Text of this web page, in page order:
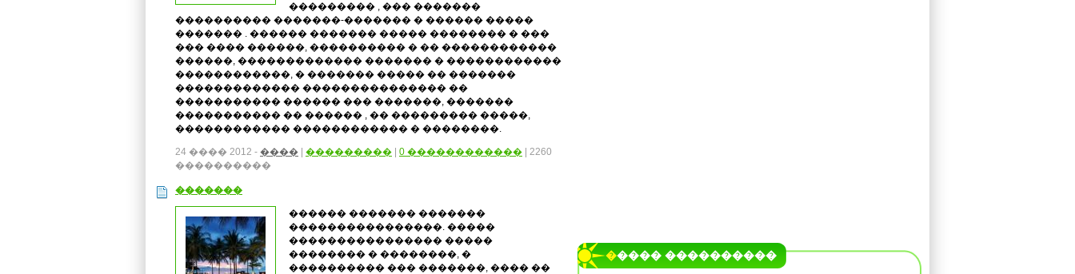
��������� , ��� �������
���������� �������-������� � ������ �����
������� . ������ ������� ����� �������� � ���
��� ���� ������, ���������� � �� ������������
������, ������������� ������� � ������������
������������, � ������� ����� �� �������
������������� ��������������� ��
����������� ������ ��� �������, �������
����������� �� ������ , �� ��������� �����,
������������ ������������ � ��������.
24 ���� 2012 - ���� ��������� 0 ������������ | 2260
����������
�������
������ ������� �������
����������������. �����
���������������� �����
�������� � ��������, �
���������� ��� �������, ���� ��
����� ����������